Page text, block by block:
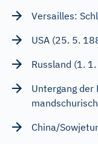
Versailles:
USA (25. 5.
Russland (1.
Untergang
China/